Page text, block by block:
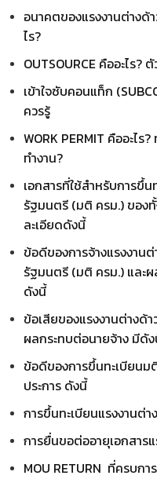
อนาคตของแรงงานต่างด้
ไร?
OUTSOURCE คืออะไร
เข้าใจซับคอนแท็ก
ควรรู้
WORK PERMIT คืออะไ
ทำงาน?
เอกสารที่ใช้สำหรับการขึ้
รัฐมนตรี (มติ ครม.) ของทั้
ละเอียดดังนี้
ข้อดีของการจ้างแรงงาน
รัฐมนตรี (มติ ครม.) และ
ดังนี้
ข้อเสียของแรงงานต่างด้
ผลกระทบต่อนายจ้าง มีดั
ข้อดีของการขึ้นทะเบียน
ประการ ดังนี้
การขึ้นทะเบียนแรงงานต่า
การยื่นขอต่ออายุเอกสารแ
MOU RETURN ที่ครบกา